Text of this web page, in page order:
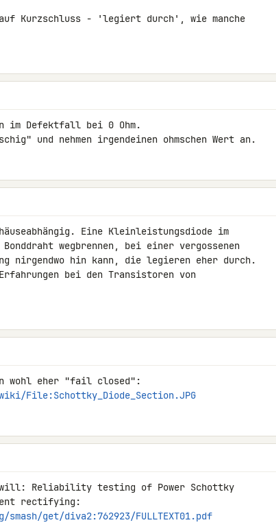
Kurzschluss - 'legiert durch', wie manche
im Defektfall bei 0 Ohm.
und nehmen irgendeinen ohmschen Wert an.
Eine Kleinleistungsdiode im
wegbrennen, bei einer vergossenen
nirgendwo hin kann, die legieren eher durch.
bei den Transistoren von
File:Schottky_Diode_Section.JPG
will: Reliability testing of Power Schottky
get/diva2:762923/FULLTEXT01.pdf